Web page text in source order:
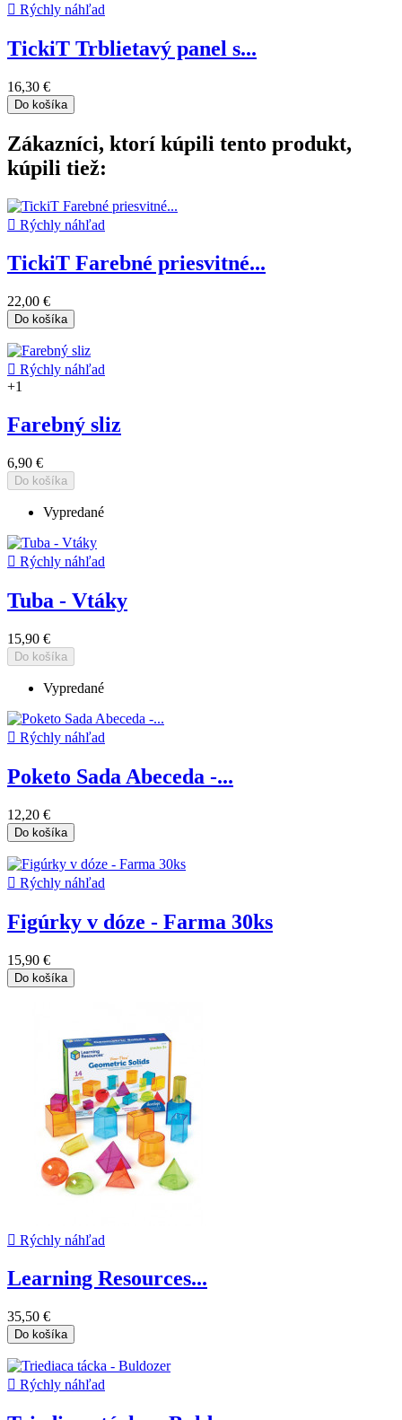
 Rýchly náhľad
TickiT Trblietavý panel s...
16,30 €
Do košíka
Zákazníci, ktorí kúpili tento produkt,
kúpili tiež:
 Rýchly náhľad
TickiT Farebné priesvitné...
22,00 €
Do košíka
 Rýchly náhľad
+1
Farebný sliz
6,90 €
Do košíka
Vypredané
 Rýchly náhľad
Tuba - Vtáky
15,90 €
Do košíka
Vypredané
 Rýchly náhľad
Poketo Sada Abeceda -...
12,20 €
Do košíka
 Rýchly náhľad
Figúrky v dóze - Farma 30ks
15,90 €
Do košíka
 Rýchly náhľad
Learning Resources...
35,50 €
Do košíka
 Rýchly náhľad